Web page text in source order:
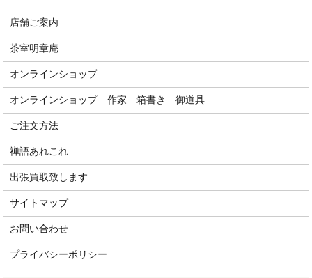
店舗ご案内
茶室明章庵
オンラインショップ
オンラインショップ 作家 箱書き 御道具
ご注文方法
禅語あれこれ
出張買取致します
サイトマップ
お問い合わせ
プライバシーポリシー